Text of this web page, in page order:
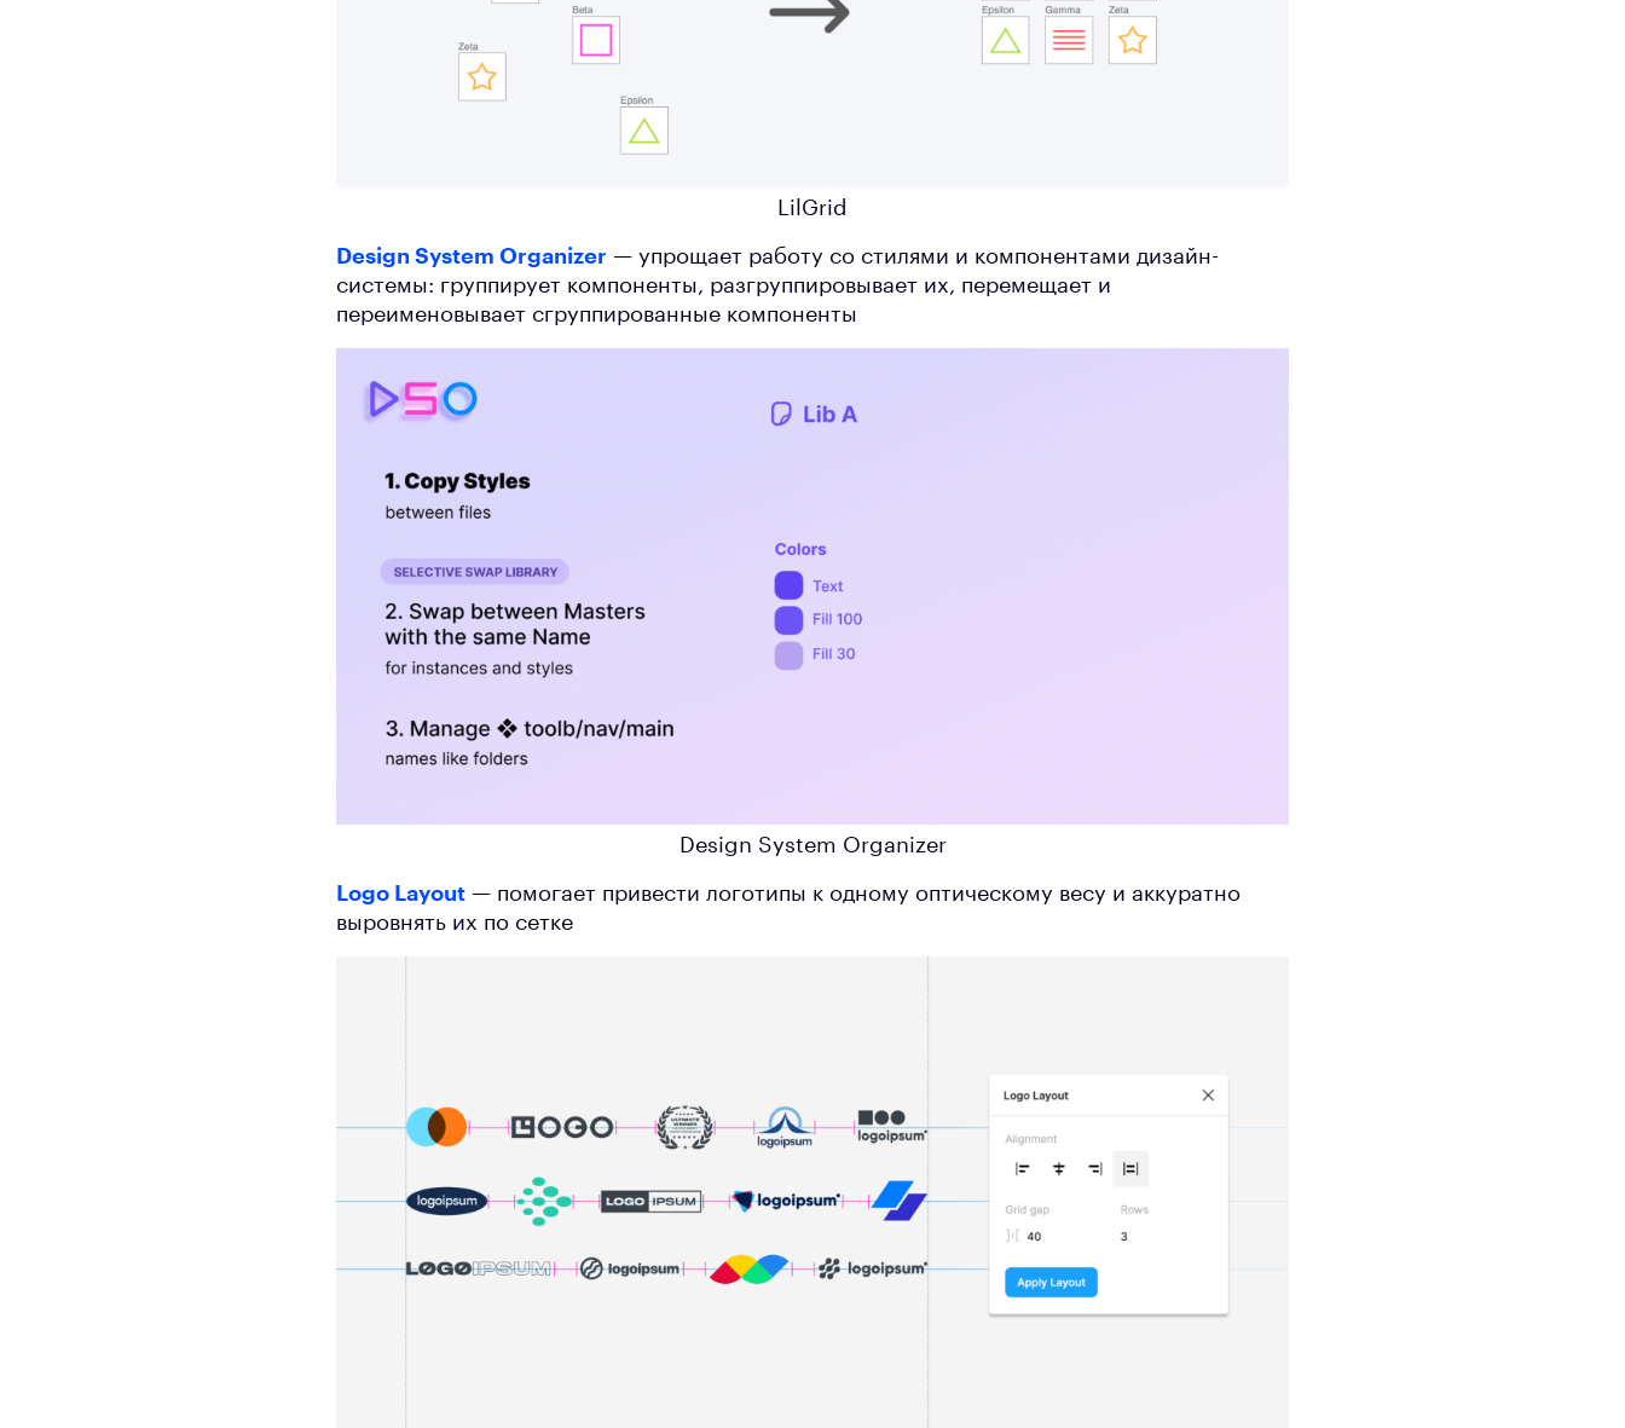
LilGrid
Design System Organizer — упрощает работу со стилями и компонентами дизайн-
системы: группирует компоненты, разгруппировывает их, перемещает и
переименовывает сгруппированные компоненты
Design System Organizer
Logo Layout — помогает привести логотипы к одному оптическому весу и аккуратно
выровнять их по сетке